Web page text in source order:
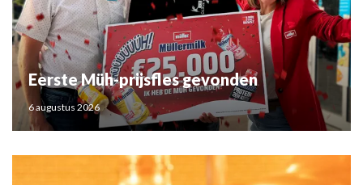
Eerste Müh-prijsfles gevonden
6 augustus 2026